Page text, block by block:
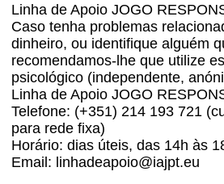
Linha de Apoio JOGO
Caso tenha problemas
dinheiro, ou identifique alguém
recomendamos-lhe que utilize
psicológico (independente,
Linha de Apoio JOGO
Telefone: (+351) 214 193 721
para rede fixa)
Horário: dias úteis, das 14h às
Email: linhadeapoio@iajpt.eu